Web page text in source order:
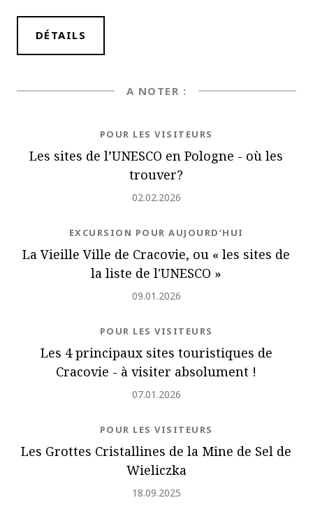
DÉTAILS
A NOTER :
Les sites de l’UNESCO en Pologne - où les
trouver?
NEWS.CATEGORY
POUR LES VISITEURS
Ajouté
02.02.2026
La Vieille Ville de Cracovie, ou « les sites de
la liste de l'UNESCO »
NEWS.CATEGORY
EXCURSION POUR AUJOURD’HUI
Ajouté
09.01.2026
Les 4 principaux sites touristiques de
Cracovie - à visiter absolument !
NEWS.CATEGORY
POUR LES VISITEURS
Ajouté
07.01.2026
Les Grottes Cristallines de la Mine de Sel de
Wieliczka
NEWS.CATEGORY
POUR LES VISITEURS
Ajouté
18.09.2025